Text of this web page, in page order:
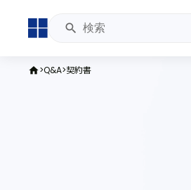
home Q&A 契約書